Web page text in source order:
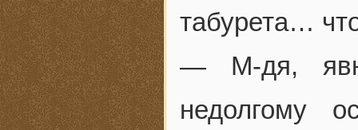
табурета…
— М-дя,
недолгому